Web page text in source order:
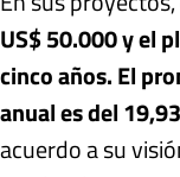
US$ 50.000 y el
cinco años. El
anual es del
acuerdo a su